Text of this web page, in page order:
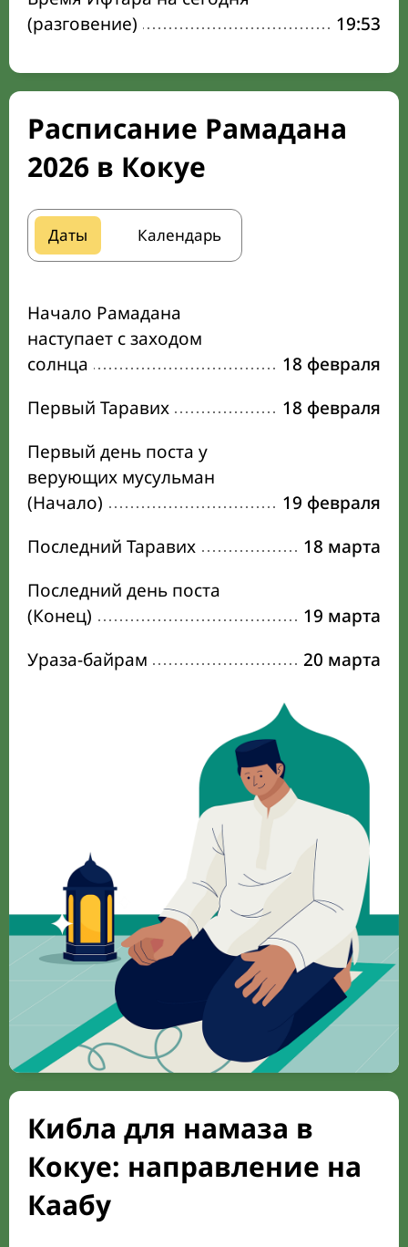
(разговение)
19:53
Расписание Рамадана
2026 в Кокуе
Даты Календарь
Начало Рамадана
наступает с заходом
солнца
18 февраля
Первый Таравих
18 февраля
Первый день поста у
верующих мусульман
(Начало)
19 февраля
Последний Таравих
18 марта
Последний день поста
(Конец)
19 марта
Ураза-байрам
20 марта
Кибла для намаза в
Кокуе: направление на
Каабу